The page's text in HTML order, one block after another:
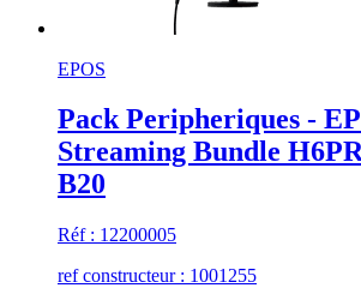
EPOS
Pack Peripheriques -
Streaming Bundle
B20
Réf : 12200005
ref constructeur : 1001255